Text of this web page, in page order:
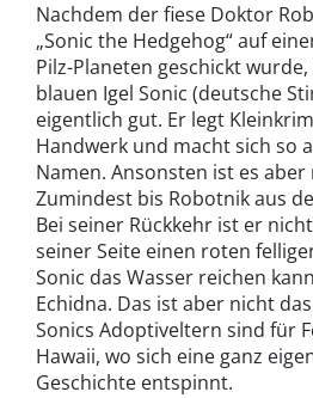
Nachdem der fiese Doktor
„Sonic the Hedgehog“ auf
Pilz-Planeten geschickt
blauen Igel Sonic (deutsche
eigentlich gut. Er legt
Handwerk und macht sich so
Namen. Ansonsten ist es
Zumindest bis Robotnik aus
Bei seiner Rückkehr ist er
seiner Seite einen roten
Sonic das Wasser reichen
Echidna. Das ist aber nicht
Sonics Adoptiveltern sind für
Hawaii, wo sich eine ganz
Geschichte entspinnt.